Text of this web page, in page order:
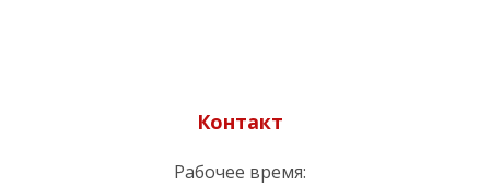
Контакт
Рабочее время: